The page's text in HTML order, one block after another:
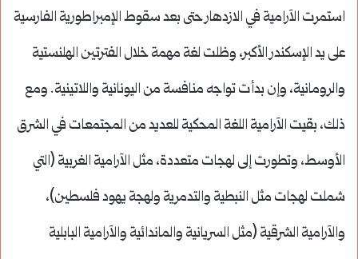
استمرت الآرامية في الازدهار حتى بعد سقوط الإمبراطورية الفارسية
على يد الإسكندر الأكبر، وظلت لغة مهمة خلال الفترتين الهلنستية
والرومانية، وإن بدأت تواجه منافسة من اليونانية واللاتينية. ومع
ذلك، بقيت الآرامية اللغة المحكية للعديد من المجتمعات في الشرق
الأوسط، وتطورت إلى لهجات متعددة، مثل الآرامية الغربية (التي
شملت لهجات مثل النبطية والتدمرية ولهجة يهود فلسطين)،
والآرامية الشرقية (مثل السريانية والماندائية والآرامية البابلية